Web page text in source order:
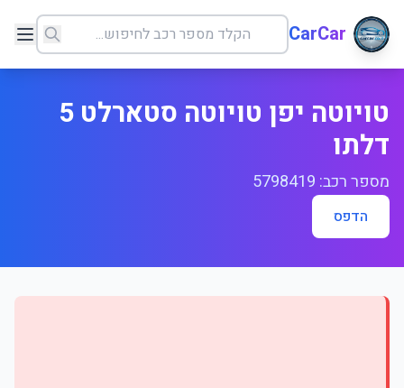
CarCar
טויוטה יפן טויוטה סטארלט 5
דלתו
מספר רכב: 5798419
הדפס